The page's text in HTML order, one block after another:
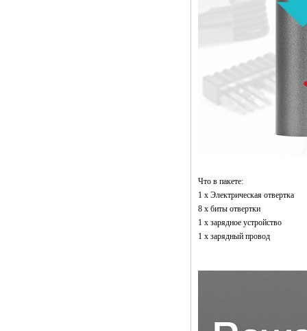
Что в пакете:
1 х Электрическая отвертка
8 х биты отвертки
1 х зарядное устройство
1 х зарядный провод